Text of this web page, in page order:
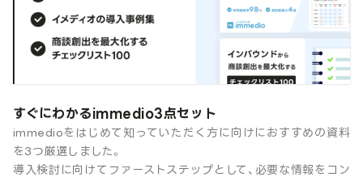
すぐにわかるimmedio3点セット
immedioをはじめて知っていただく方に向けにおすすめの資料
を3つ厳選しました。
導入検討に向けてファーストステップとして、必要な情報をコン